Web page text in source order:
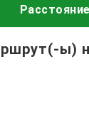
Расстояние
ы)